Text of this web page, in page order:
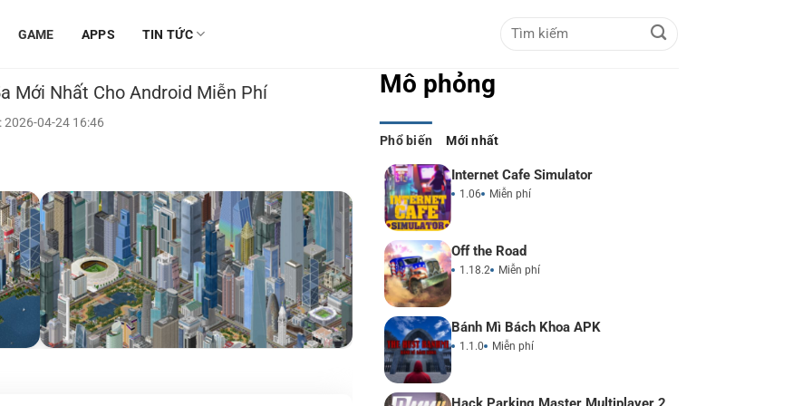
GAME APPS TIN TỨC
Mới Nhất Cho Android Miễn Phí
2026-04-24 16:46
Mô phỏng
Phổ biến Mới nhất
Internet Cafe Simulator
1.06 Miễn phí
Off the Road
1.18.2 Miễn phí
Bánh Mì Bách Khoa APK
1.1.0 Miễn phí